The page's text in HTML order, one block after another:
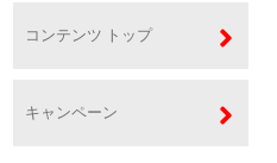
コンテンツ トップ
キャンペーン